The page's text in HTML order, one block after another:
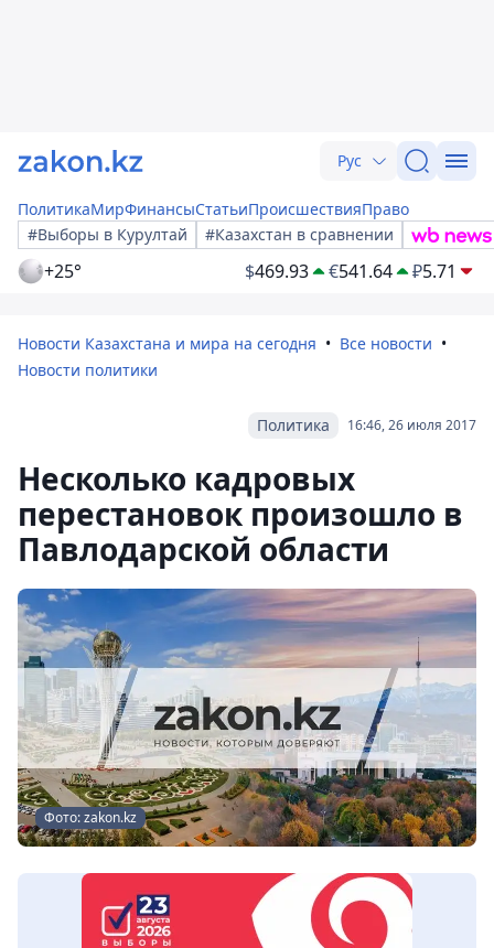
Рус
ПолитикаМирФинансыСтатьиПроисшествияПраво
#Выборы в Курултай
#Казахстан в сравнении
+25° $469.93 €541.64 ₽5.71
Новости Казахстана и мира на сегодня
Все новости
Новости политики
16:46, 26 июля 2017
Политика
Несколько кадровых
перестановок произошло в
Павлодарской области
Фото: zakon.kz